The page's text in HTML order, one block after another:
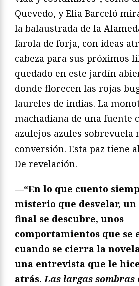
Quevedo, y Elia Barceló
la balaustrada de la
farola de forja, con ideas
cabeza para sus próximos
quedado en este jardín
donde florecen las rojas
laureles de indias. La
machadiana de una fuente
azulejos azules sobrevuela
conversión. Esta paz tiene
De revelación.
—“En lo que cuento
misterio que desvelar,
final se descubre, unos
comportamientos que se
cuando se cierra la
una entrevista que le
atrás.Las largas sombras